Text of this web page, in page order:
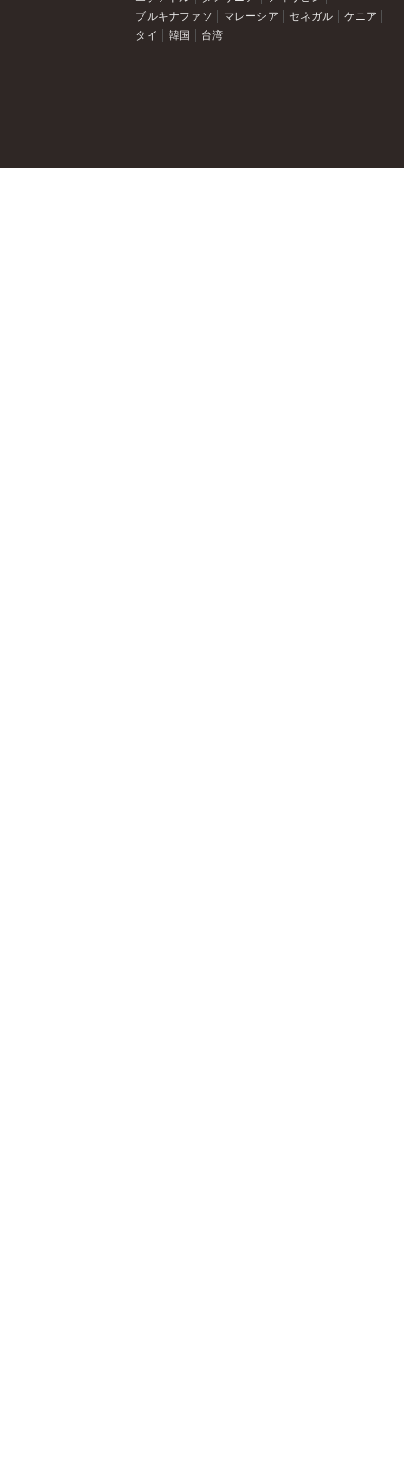
ブルキナファソ
マレーシア セネガル
ケニア
タイ
韓国 台湾